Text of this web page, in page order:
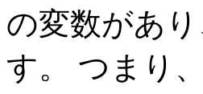
の変数があ
す。 つまり